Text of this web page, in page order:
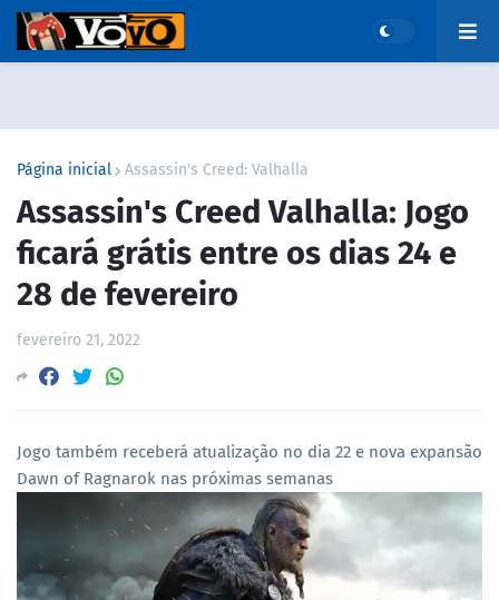
Página inicial Assassin's Creed: Valhalla
Assassin's Creed Valhalla: Jogo
ficará grátis entre os dias 24 e
28 de fevereiro
fevereiro 21, 2022
Jogo também receberá atualização no dia 22 e nova expansão
Dawn of Ragnarok nas próximas semanas